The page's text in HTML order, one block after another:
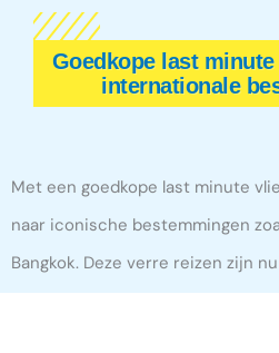
Goedkope last
internationale
Met een goedkope last minute
naar iconische bestemmingen
Bangkok. Deze verre reizen zijn